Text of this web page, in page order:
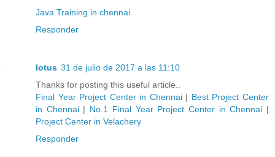
Java Training in chennai
Responder
lotus 31 de julio de 2017 a las 11:10
Thanks for posting this useful article..
Final Year Project Center in Chennai| Best Project Center
in Chennai| No.1 Final Year Project Center in Chennai |
Project Center in Velachery
Responder